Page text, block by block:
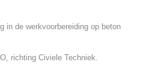
in de werkvoorbereiding op beton
richting Civiele Techniek.